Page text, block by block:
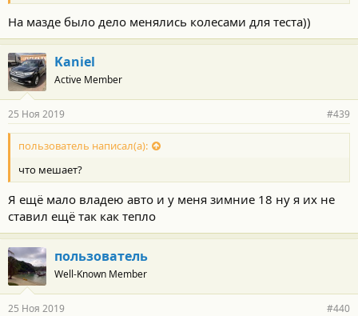
На мазде было дело менялись колесами для теста))
Kaniel
Active Member
25 Ноя 2019 #439
пользователь написал(а):
что мешает?
Я ещё мало владею авто и у меня зимние 18 ну я их не
ставил ещё так как тепло
пользователь
Well-Known Member
25 Ноя 2019 #440